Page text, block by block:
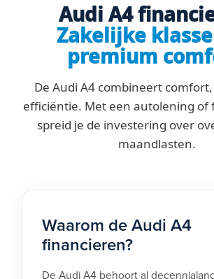
Audi A4
Zakelijke
premium
De Audi A4 combineert
efficiëntie. Met een autolening of
spreid je de investering over
maandlasten.
Waarom de Audi A4
financieren?
De Audi A4 behoort al